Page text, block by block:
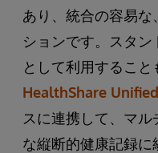
あり、統合の容易
ションです。スタ
として利用すること
HealthShare
スに連携して、マ
な縦断的健康記録に